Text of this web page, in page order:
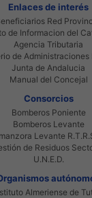
Enlaces de interés
Red
de Informacion del
Agencia Tributaria
de Administraciones
Junta de Andalucia
Manual del Concejal
Consorcios
Bomberos Poniente
Bomberos Levante
Levante
de Residuos
U.N.E.D.
Almeriense de